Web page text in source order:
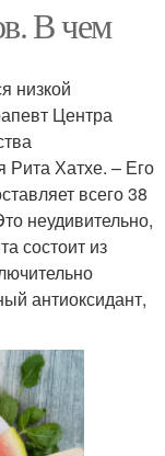
В чем
низкой
Центра
Рита Хатхе. – Его
всего 38
неудивительно,
состоит из
антиоксидант,